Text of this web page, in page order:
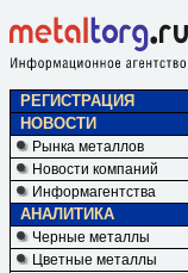
РЕГИСТРАЦИЯ
НОВОСТИ
Рынка металлов
Новости компаний
Информагентства
АНАЛИТИКА
Черные металлы
Цветные металлы